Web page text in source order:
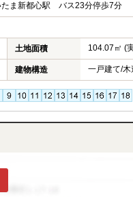
ま新都心駅 バス23分停歩7分
土地面積 104.07㎡ (
建物構造 一戸建て/木